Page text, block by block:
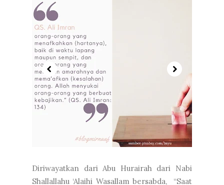
Diriwayatkan dari Abu Hurairah dari Nabi
Shallallahu ‘Alaihi Wasallam bersabda, “Saat